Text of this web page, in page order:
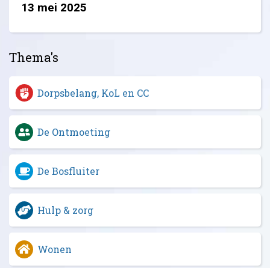
13 mei 2025
Thema's
Dorpsbelang, KoL en CC
De Ontmoeting
De Bosfluiter
Hulp & zorg
Wonen